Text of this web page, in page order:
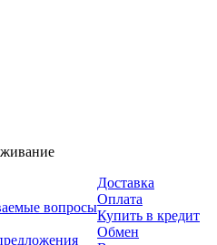
вопросы
Доставка
Оплата
Купить в кредит
Обмен